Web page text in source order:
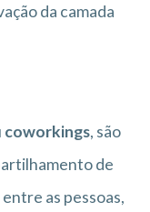
da camada
coworkings, são
de
as pessoas,